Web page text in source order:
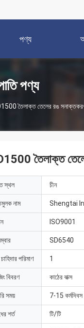
পণ্য
পণ্য
তৈলাক্ত তেলের রঙ
তৈলাক্ত
স্থল চীন
নাম Shengtai
ISO9001
SD6540
পরিমাণ 1
বিবরণ কাঠের বাক্স
সময় 7-15 কর্মদিবস
শর্ত টি/টি